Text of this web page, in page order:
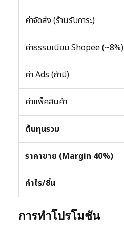
ค่าจัดส่ง (ร้านรับภาระ)
ค่าธรรมเนียม Shopee (~8%)
ค่า Ads (ถ้ามี)
ค่าแพ็คสินค้า
ต้นทุนรวม
ราคาขาย (Margin 40%)
กำไร/ชิ้น
การทำโปรโมชัน